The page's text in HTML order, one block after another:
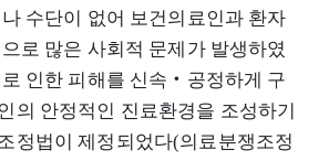
수단이 없어 보건의료인과 환자
로 많은 사회적 문제가 발생하였
인한 피해를 신속‧공정하게 구
의 안정적인 진료환경을 조성하기
정법이 제정되었다(의료분쟁조정